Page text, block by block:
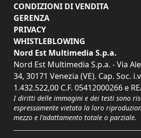
CONDIZIONI DI VENDITA
GERENZA
PRIVACY
WHISTLEBLOWING
Nord Est Multimedia S.p.a.
Nord Est Multimedia S.p.a. - Via
34, 30171 Venezia (VE). Cap. Soc.
1.432.522,00 C.F. 05412000266 e
I diritti delle immagini e dei testi sono
espressamente vietata la loro
mezzo e l'adattamento totale o parziale.